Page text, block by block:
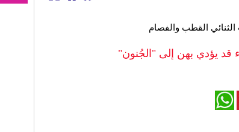
القطب والفصام
قد يؤدي بهن إلى "الجُنون"